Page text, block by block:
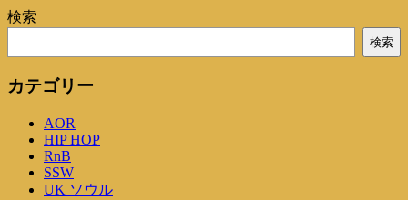
検索
検索
カテゴリー
AOR
HIP HOP
RnB
SSW
UK ソウル